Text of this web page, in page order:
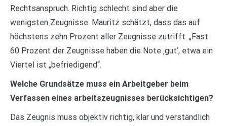
Rechtsanspruch. Richtig schlecht sind aber die
wenigsten Zeugnisse. Mauritz schätzt, dass das auf
höchstens zehn Prozent aller Zeugnisse zutrifft. „Fast
60 Prozent der Zeugnisse haben die Note ‚gut‘, etwa ein
Viertel ist „befriedigend“.
Welche Grundsätze muss ein Arbeitgeber beim
Verfassen eines arbeitszeugnisses berücksichtigen?
Das Zeugnis muss objektiv richtig, klar und verständlich